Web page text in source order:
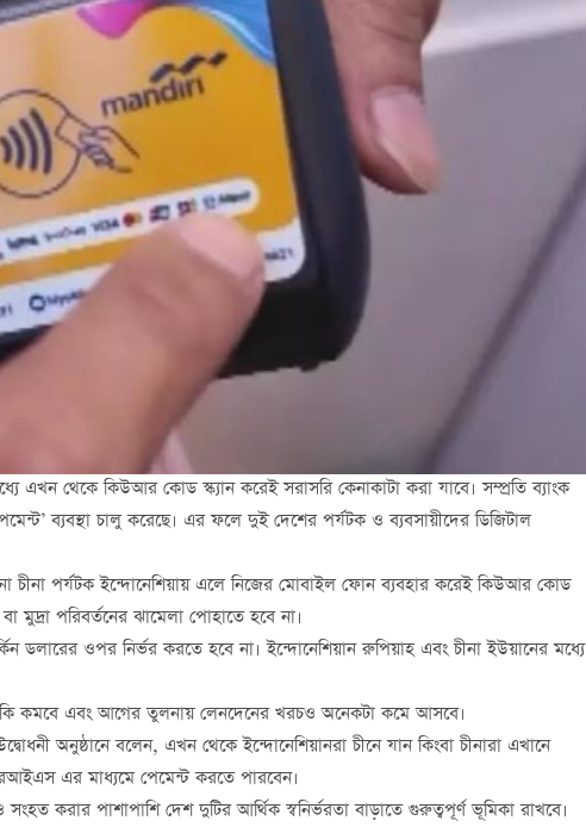
এখন থেকে কিউআর কোড স্ক্যান করেই সরাসরি কেনাকাটা করা যাবে। সম্প্রতি ব্যাংক
ব্যবস্থা চালু করেছে। এর ফলে দুই দেশের পর্যটক ও ব্যবসায়ীদের ডিজিটাল
চীনা পর্যটক ইন্দোনেশিয়ায় এলে নিজের মোবাইল ফোন ব্যবহার করেই কিউআর কোড
মুদ্রা পরিবর্তনের ঝামেলা পোহাতে হবে না।
ডলারের ওপর নির্ভর করতে হবে না। ইন্দোনেশিয়ান রুপিয়াহ এবং চীনা ইউয়ানের মধ্যে
ঝুঁকি কমবে এবং আগের তুলনায় লেনদেনের খরচও অনেকটা কমে আসবে।
অনুষ্ঠানে বলেন, এখন থেকে ইন্দোনেশিয়ানরা চীনে যান কিংবা চীনারা এখানে
এর মাধ্যমে পেমেন্ট করতে পারবেন।
করার পাশাপাশি দেশ দুটির আর্থিক স্বনির্ভরতা বাড়াতে গুরুত্বপূর্ণ ভূমিকা রাখবে।